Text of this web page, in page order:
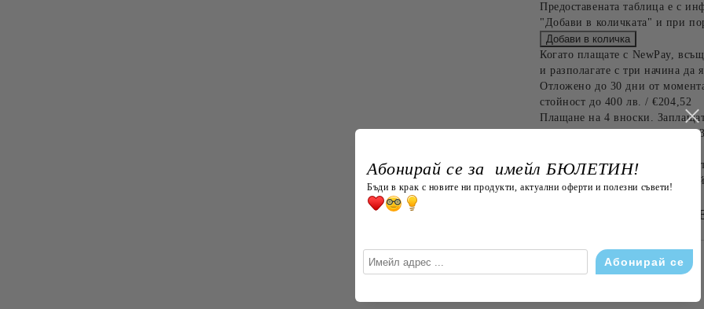
Предоставената таблица е с
"Добави в количката" и при
Когато плащате с NewPay,
и разполагате с три начина да
Отложено до 30 дни от
стойност до 400 лв. / €204,52
Плащане на 4 вноски.
Останалата сума се разделя
Плащане на 6 вноски.
оскъпяване. За покупки на
БЪРЗА ПОРЪЧКА
САМО ПОПЪЛНЕТЕ 4 ПОЛЕТА
Абонирай се за имейл БЮЛЕТИН!
Бъди в крак с новите ни продукти, актуални оферти и полезни съвети!